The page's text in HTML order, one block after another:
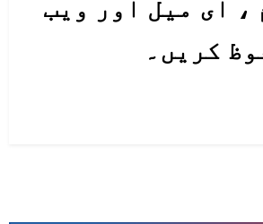
سامنے آتا ہے۔
لوچارڈل میں دیکھا
، ای میل اور ویب
کریں۔